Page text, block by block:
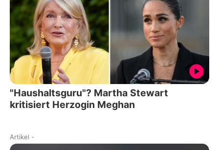
"Haushaltsguru"? Martha Stewart
kritisiert Herzogin Meghan
Artikel -